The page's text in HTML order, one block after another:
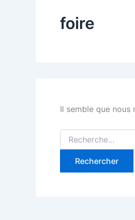
foire
Il semble que nous
Rechercher :